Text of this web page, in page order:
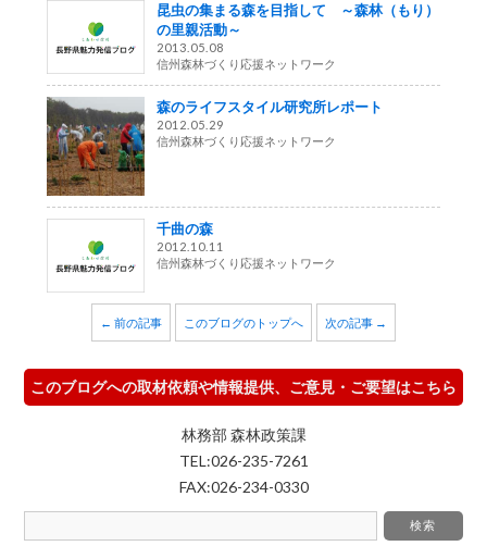
昆虫の集まる森を目指して ～森林（もり）
の里親活動～
2013.05.08
信州森林づくり応援ネットワーク
森のライフスタイル研究所レポート
2012.05.29
信州森林づくり応援ネットワーク
千曲の森
2012.10.11
信州森林づくり応援ネットワーク
← 前の記事 このブログのトップへ 次の記事 →
このブログへの取材依頼や情報提供、ご意見・ご要望はこちら
林務部 森林政策課
TEL:026-235-7261
FAX:026-234-0330